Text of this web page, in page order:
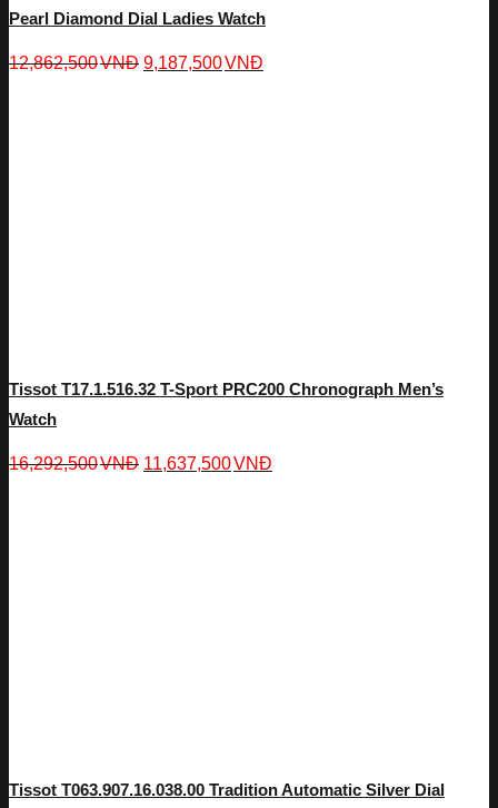
Pearl Diamond Dial Ladies Watch
12,862,500VNĐ 9,187,500VNĐ
Tissot T17.1.516.32 T-Sport PRC200 Chronograph Men’s
Watch
16,292,500VNĐ 11,637,500VNĐ
Tissot T063.907.16.038.00 Tradition Automatic Silver Dial